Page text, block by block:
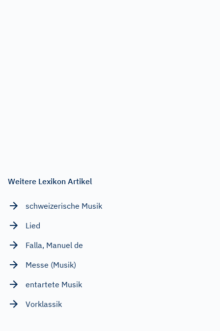
Weitere Lexikon Artikel
schweizerische Musik
Lied
Falla, Manuel de
Messe (Musik)
entartete Musik
Vorklassik